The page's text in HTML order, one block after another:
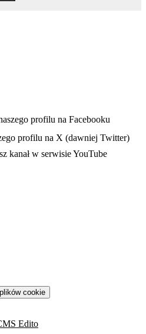
w nowej karcieprofilu na Facebooku
profilu na X (dawniej Twitter)
w nowej karcie
kanał w serwisie YouTube
cookie
Edito